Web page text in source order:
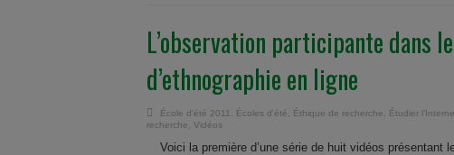
L’observation participante dans
d’ethnographie en ligne
École d'été 2011 Écoles d'été Éthique de recherche Étudier
recherche
Vidéos
Voici la première d’une série de huit vidéos présentant